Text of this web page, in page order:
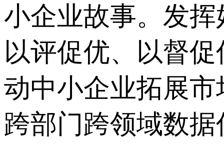
小企业故事。发
以评促优、以督
动中小企业拓展
跨部门跨领域数